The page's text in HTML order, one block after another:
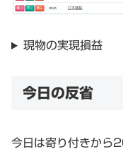
現物の実現損益
今日の反省
今日は寄り付きから